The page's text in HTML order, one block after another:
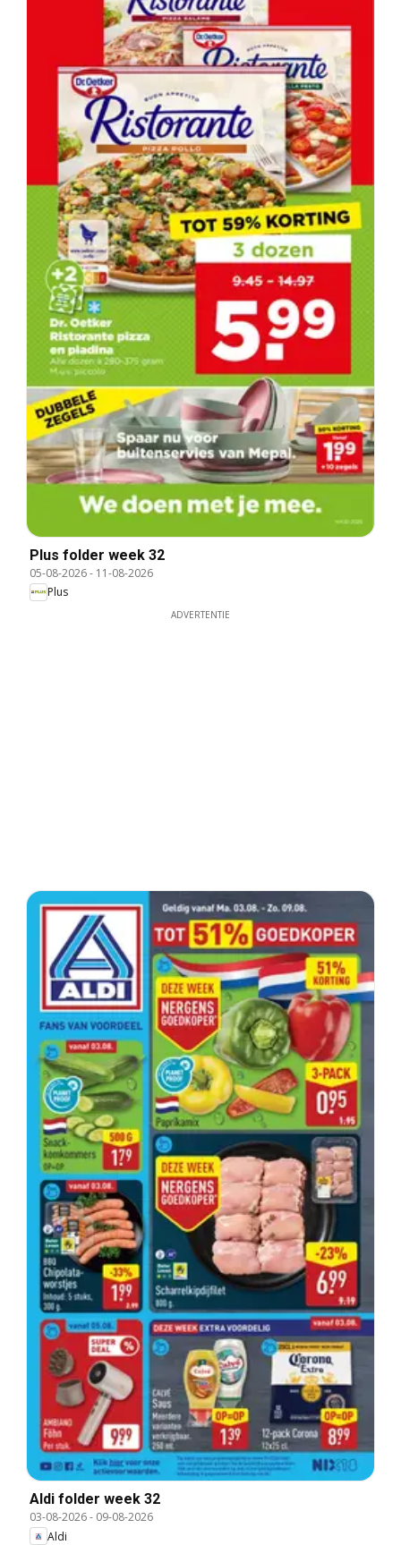
Plus folder week 32
05-08-2026- 11-08-2026
Plus
ADVERTENTIE
Aldi folder week 32
03-08-2026- 09-08-2026
Aldi